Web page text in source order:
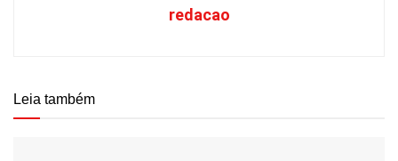
redacao
Leia também